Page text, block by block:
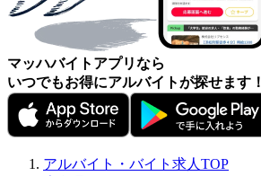
マッハバイトアプリなら
いつでもお得にアルバイトが探せます！
アルバイト・バイト求人TOP